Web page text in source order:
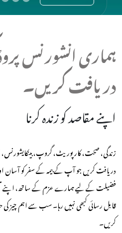
ہماری انشورنس
دریافت کریں۔
اپنے مقاصد کو زندہ کرنا
زندگی، صحت، کارپوریٹ، گروپ،
دریافت کریں جو آپ کے بیمہ کے سفر کو آسان
فضیلت کے لیے ہمارے عزم کے ساتھ، اپنے
قابل رسائی کبھی نہیں رہا۔ سب سے اہم چیز
کریں۔